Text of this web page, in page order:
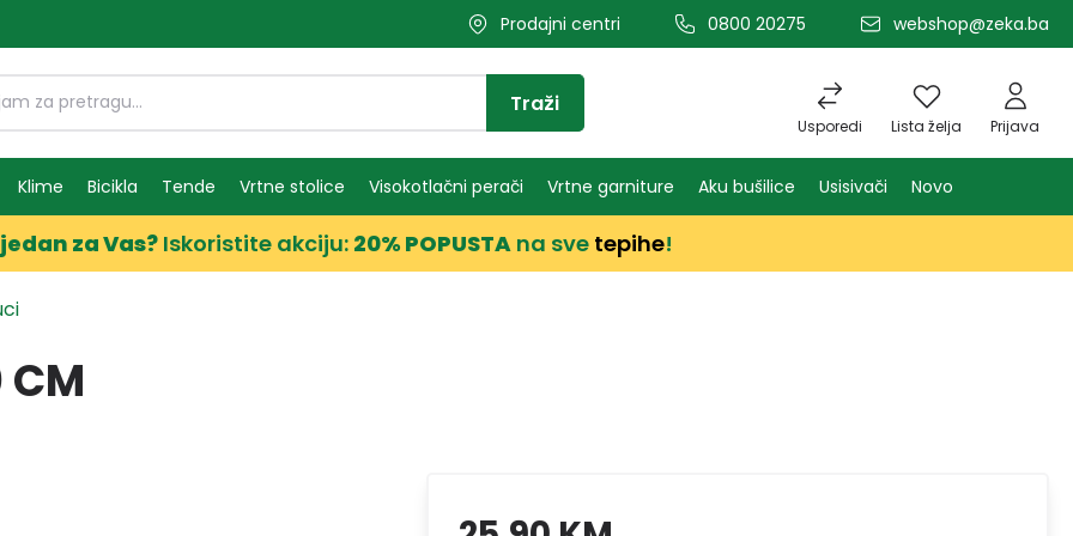
Prodajni centri 0800 20275 webshop@zeka.ba
Usporedi Lista želja Prijava
Traži
Klime Bicikla Tende Vrtne stolice Visokotlačni perači Vrtne garniture Aku bušilice Usisivači Novo
za Vas?Iskoristite akciju: 20% POPUSTA na sve tepihe!
CM